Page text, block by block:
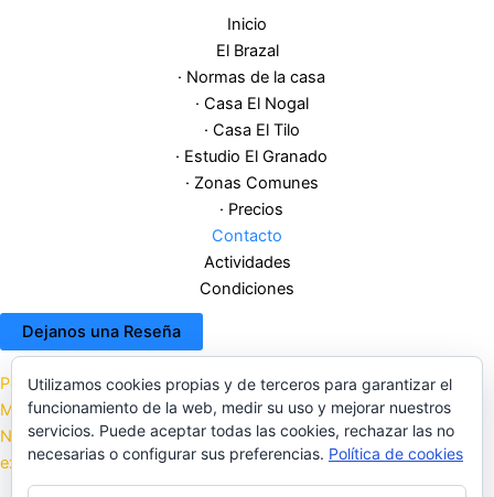
Inicio
El Brazal
· Normas de la casa
· Casa El Nogal
· Casa El Tilo
· Estudio El Granado
· Zonas Comunes
· Precios
Contacto
Actividades
Condiciones
Dejanos una Reseña
Política de cookies
Más información sobre las cookies
Nuestro Plan de prevención de riesgos laborales frente a la
exposición al SARS «EL BRAZAL»
Utilizamos cookies propias y de terceros para garantizar el
funcionamiento de la web, medir su uso y mejorar nuestros
servicios. Puede aceptar todas las cookies, rechazar las no
necesarias o configurar sus preferencias. Política de cookies